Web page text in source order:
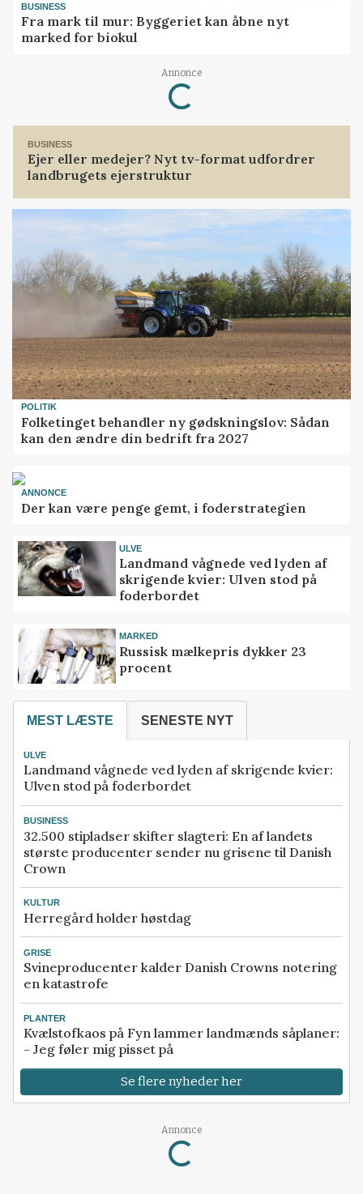
BUSINESS
Fra mark til mur: Byggeriet kan åbne nyt
marked for biokul
Annonce
Loading...
BUSINESS
Ejer eller medejer? Nyt tv-format udfordrer
landbrugets ejerstruktur
POLITIK
Folketinget behandler ny gødskningslov: Sådan
kan den ændre din bedrift fra 2027
ANNONCE
Der kan være penge gemt, i foderstrategien
ULVE
Landmand vågnede ved lyden af
skrigende kvier: Ulven stod på
foderbordet
MARKED
Russisk mælkepris dykker 23
procent
MEST LÆSTE SENESTE NYT
ULVE
Landmand vågnede ved lyden af skrigende kvier:
Ulven stod på foderbordet
BUSINESS
32.500 stipladser skifter slagteri: En af landets
største producenter sender nu grisene til Danish
Crown
KULTUR
Herregård holder høstdag
GRISE
Svineproducenter kalder Danish Crowns notering
en katastrofe
PLANTER
Kvælstofkaos på Fyn lammer landmænds såplaner:
- Jeg føler mig pisset på
Se flere nyheder her
Annonce
Loading...